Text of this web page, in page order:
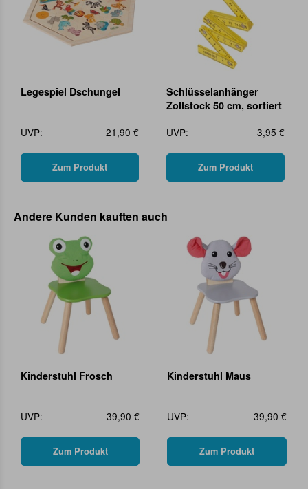
Legespiel Dschungel
UVP: 21,90 €
Zum Produkt
Schlüsselanhänger
Zollstock 50 cm, sortiert
UVP:
3,95 €
Zum Produkt
Andere Kunden kauften auch
Kinderstuhl Frosch
UVP: 39,90 €
Zum Produkt
Kinderstuhl Maus
UVP: 39,90 €
Zum Produkt